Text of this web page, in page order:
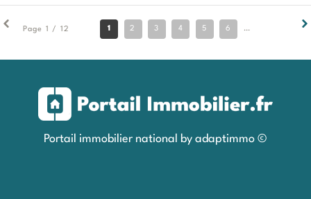
Page 1 / 12 1 2 3 4 5 6 7 9
Portail immobilier national by adaptimmo ©